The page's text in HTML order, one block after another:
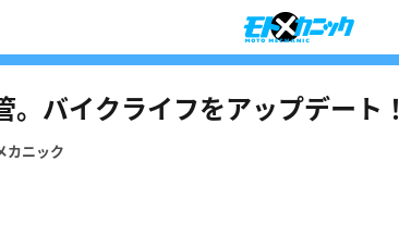
バイクライフをアップデート！
カニック